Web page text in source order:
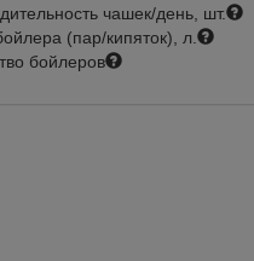
чашек/день, шт.
(пар/кипяток), л.
бойлеров